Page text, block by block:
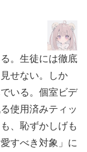
。生徒には徹底
せない。しか
いる。個室ビデ
使用済みティッ
、恥ずかしげも
すべき対象」に